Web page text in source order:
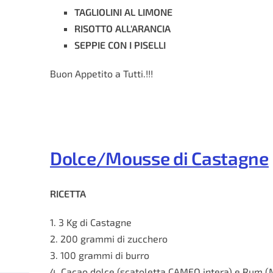
TAGLIOLINI AL LIMONE
RISOTTO ALL'ARANCIA
SEPPIE CON I PISELLI
Buon Appetito a Tutti.!!!
Dolce/Mousse di Castagne
RICETTA
1. 3 Kg di Castagne
2. 200 grammi di zucchero
3. 100 grammi di burro